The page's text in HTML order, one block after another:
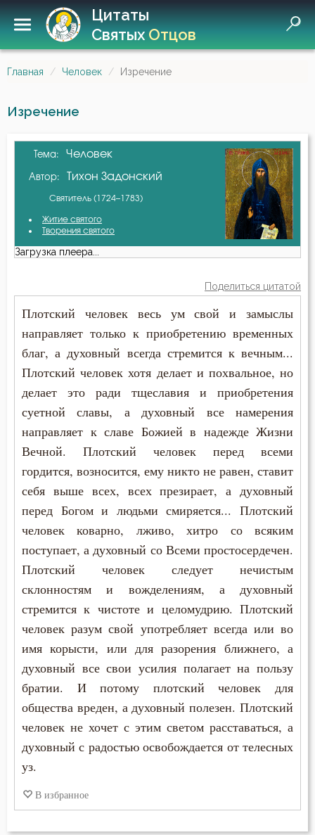
Цитаты
СвятыхОтцов
Главная Человек Изречение
Изречение
Тема: Человек
Автор: Тихон Задонский
Святитель (1724–1783)
Житие святого
Творения святого
Загрузка плеера...
Поделиться цитатой
Плотский человек весь ум свой и замыслы
направляет только к приобретению временных
благ, а духовный всегда стремится к вечным...
Плотский человек хотя делает и похвальное, но
делает это ради тщеславия и приобретения
суетной славы, а духовный все намерения
направляет к славе Божией в надежде Жизни
Вечной. Плотский человек перед всеми
гордится, возносится, ему никто не равен, ставит
себя выше всех, всех презирает, а духовный
перед Богом и людьми смиряется... Плотский
человек коварно, лживо, хитро со всяким
поступает, а духовный со Всеми простосердечен.
Плотский человек следует нечистым
склонностям и вожделениям, а духовный
стремится к чистоте и целомудрию. Плотский
человек разум свой употребляет всегда или во
имя корысти, или для разорения ближнего, а
духовный все свои усилия полагает на пользу
братии. И потому плотский человек для
общества вреден, а духовный полезен. Плотский
человек не хочет с этим светом расставаться, а
духовный с радостью освобождается от телесных
уз.
В избранное